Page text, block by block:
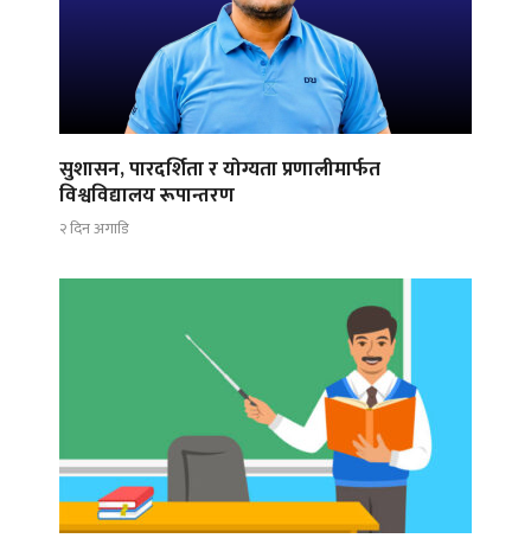
सुशासन, पारदर्शिता र योग्यता प्रणालीमार्फत
विश्वविद्यालय रूपान्तरण
२ दिन अगाडि